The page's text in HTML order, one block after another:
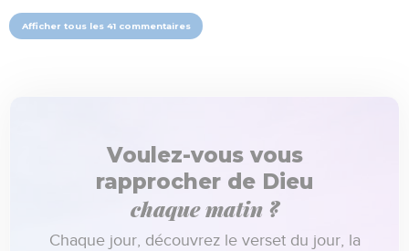
Afficher tous les 41 commentaires
Voulez-vous vous
rapprocher de Dieu
chaque matin ?
Chaque jour, découvrez le verset du jour, la